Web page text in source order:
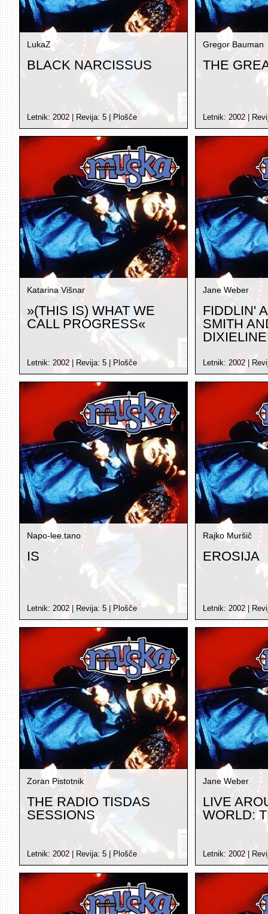
LukaZ
BLACK NARCISSUS
Letnik: 2002 | Revija: 5 | Plošče
Gregor Bauman
THE
Letnik: 2002 |
Katarina Višnar
»(THIS IS) WHAT WE
CALL PROGRESS«
Letnik: 2002 | Revija: 5 | Plošče
Jane Weber
FIDDLIN'
SMITH
Letnik: 2002 |
Napo-lee.tano
IS
Letnik: 2002 | Revija: 5 | Plošče
Rajko Muršič
EROSIJA
Letnik: 2002 |
Zoran Pistotnik
THE RADIO TISDAS
SESSIONS
Letnik: 2002 | Revija: 5 | Plošče
Jane Weber
LIVE
WORLD:
Letnik: 2002 |